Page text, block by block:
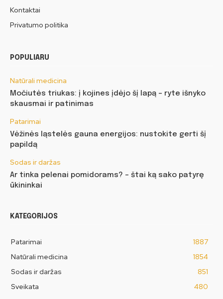
Kontaktai
Privatumo politika
POPULIARU
Natūrali medicina
Močiutės triukas: į kojines įdėjo šį lapą – ryte išnyko
skausmai ir patinimas
Patarimai
Vėžinės ląstelės gauna energijos: nustokite gerti šį
papildą
Sodas ir daržas
Ar tinka pelenai pomidorams? – štai ką sako patyrę
ūkininkai
KATEGORIJOS
Patarimai
1887
Natūrali medicina
1854
Sodas ir daržas
851
Sveikata
480